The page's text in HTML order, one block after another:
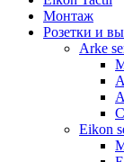
Монтаж
Розетки и
Arke
Eikon